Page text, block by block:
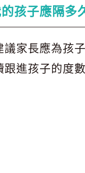
孩子應隔多
議家長應為孩
跟進孩子的度